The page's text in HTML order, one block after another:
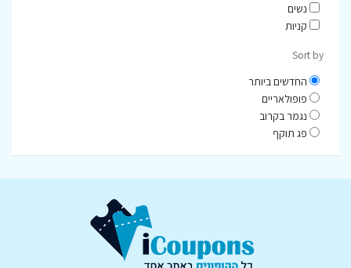
נשים
קניות
Sort by
החדשים ביותר
פופולאריים
נגמר בקרוב
פג תוקף